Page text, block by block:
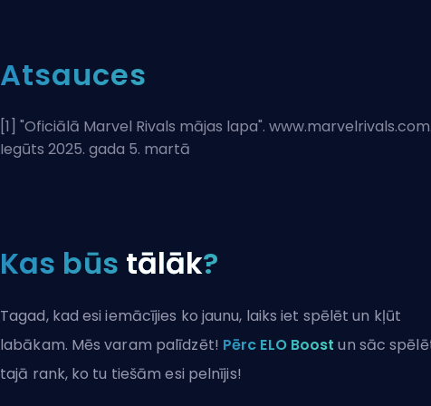
Atsauces
[1] "Oficiālā Marvel Rivals mājas lapa".
Iegūts 2025. gada 5. martā
Kas būs tālāk?
Tagad, kad esi iemācījies ko jaunu, laiks iet spēlēt un kļūt
labākam. Mēs varam palīdzēt! Pērc ELO Boost un sāc
tajā rank, ko tu tiešām esi pelnījis!